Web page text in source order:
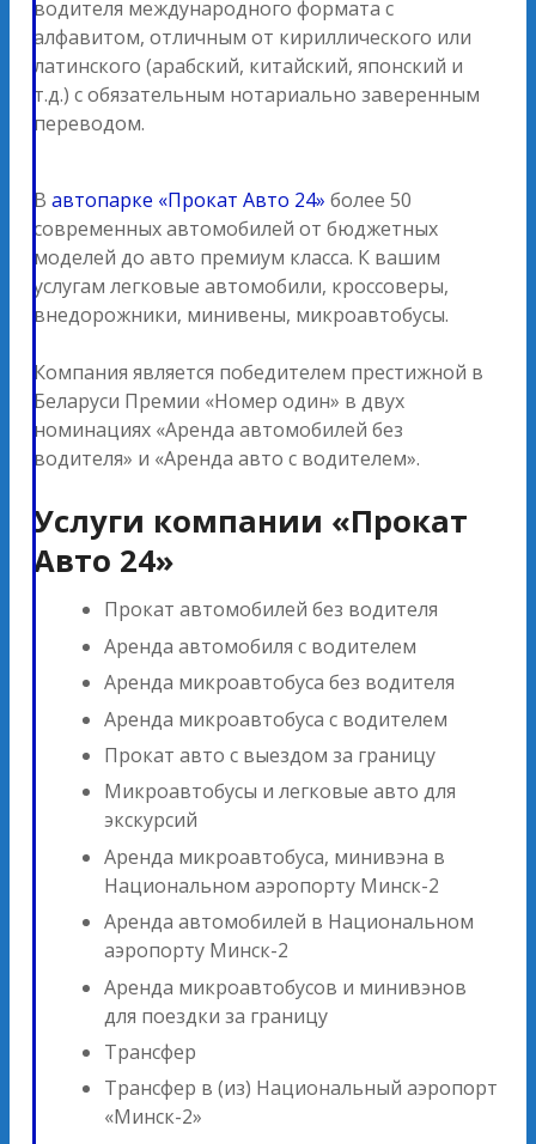
водителя международного формата с
алфавитом, отличным от кириллического или
латинского (арабский, китайский, японский и
т.д.) с обязательным нотариально заверенным
переводом.
В автопарке «Прокат Авто 24» более 50
современных автомобилей от бюджетных
моделей до авто премиум класса. К вашим
услугам легковые автомобили, кроссоверы,
внедорожники, минивены, микроавтобусы.
Компания является победителем престижной в
Беларуси Премии «Номер один» в двух
номинациях «Аренда автомобилей без
водителя» и «Аренда авто с водителем».
Услуги компании «Прокат
Авто 24»
Прокат автомобилей без водителя
Аренда автомобиля с водителем
Аренда микроавтобуса без водителя
Аренда микроавтобуса с водителем
Прокат авто с выездом за границу
Микроавтобусы и легковые авто для
экскурсий
Аренда микроавтобуса, минивэна в
Национальном аэропорту Минск-2
Аренда автомобилей в Национальном
аэропорту Минск-2
Аренда микроавтобусов и минивэнов
для поездки за границу
Трансфер
Трансфер в (из) Национальный аэропорт
«Минск-2»